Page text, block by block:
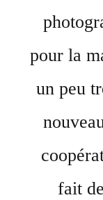
pour la
un peu
fait